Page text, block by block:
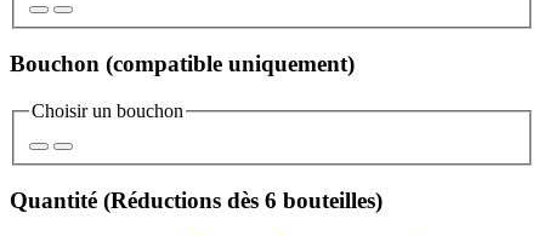
Bouchon (compatible uniquement)
Choisir un bouchon
Quantité (Réductions dès 6 bouteilles)